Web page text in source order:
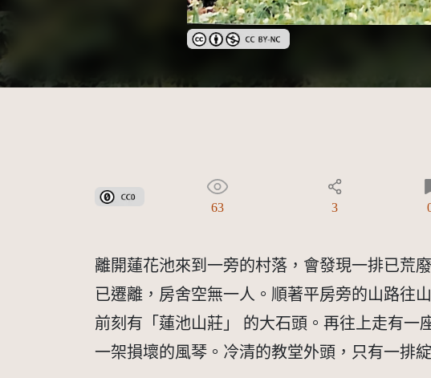
創用CC姓名標示-非商業性 3.0 台灣及其
公眾領域貢獻宣告(CC0)
63 3
離開蓮花池來到一旁的村落，會發現一排已荒
已遷離，房舍空無一人。順著平房旁的山路往
前刻有「蓮池山莊」 的大石頭。再往上走有
一架損壞的風琴。冷清的教堂外頭，只有一排